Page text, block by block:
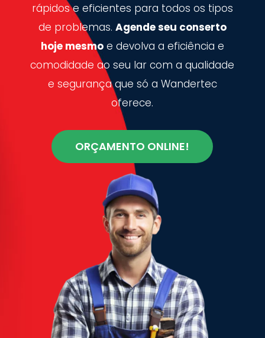
rápidos e eficientes para todos os tipos
de problemas. Agende seu conserto
hoje mesmoe devolva a eficiência e
comodidade ao seu lar com a qualidade
e segurança que só a Wandertec
oferece.
ORÇAMENTO ONLINE!